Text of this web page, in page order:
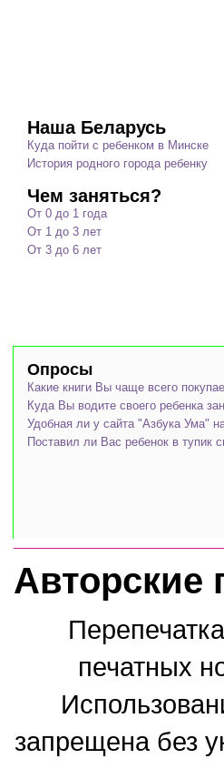
Наша Беларусь
Куда пойти с ребенком в Минске
История родного города ребенку
Чем заняться?
От 0 до 1 года
От 1 до 3 лет
От 3 до 6 лет
Опросы
Какие книги Вы чаще всего
Куда Вы водите своего ребенка
Удобная ли у сайта "Азбука Ума"
Поставил ли Вас ребенок в тупик
Авторские
печатных
запрещена без